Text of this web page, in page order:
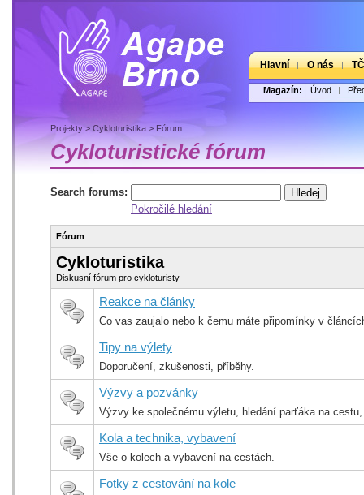
Hlavní O nás
Magazín: Úvod
Projekty> Cykloturistika > Fórum
Cykloturistické fórum
Search forums:
Pokročilé hledání
Fórum
Cykloturistika
Diskusní fórum pro cykloturisty
Reakce na články
Co vas zaujalo nebo k čemu máte připomínky v
Tipy na výlety
Doporučení, zkušenosti, příběhy.
Výzvy a pozvánky
Výzvy ke společnému výletu, hledání parťáka na
Kola a technika, vybavení
Vše o kolech a vybavení na cestách.
Fotky z cestování na kole